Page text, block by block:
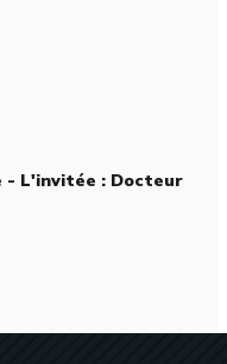
- L'invitée : Docteur